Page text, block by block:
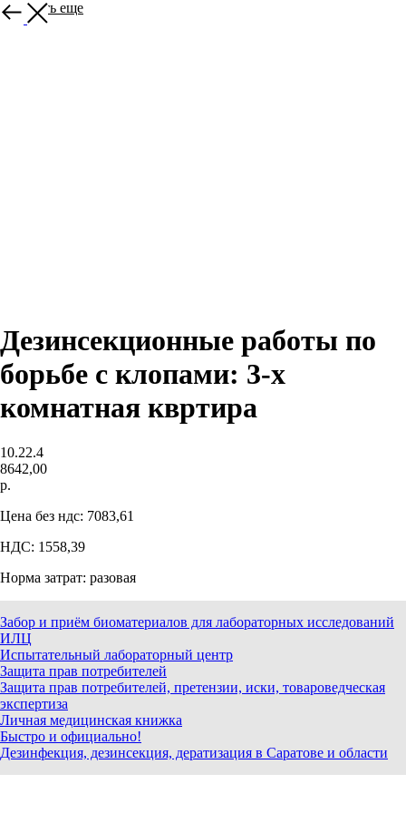
Показать еще
Дезинсекционные работы по
борьбе с клопами: 3-х
комнатная квртира
10.22.4
8642,00
р.
Цена без ндс: 7083,61
НДС: 1558,39
Норма затрат: разовая
Забор и приём биоматериалов для лабораторных исследований
ИЛЦ
Испытательный лабораторный центр
Защита прав потребителей
Защита прав потребителей, претензии, иски, товароведческая
экспертиза
Личная медицинская книжка
Быстро и официально!
Дезинфекция, дезинсекция, дератизация в Саратове и области